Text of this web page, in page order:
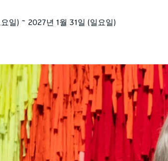
일) ~ 2027년 1월 31일 (일요일)